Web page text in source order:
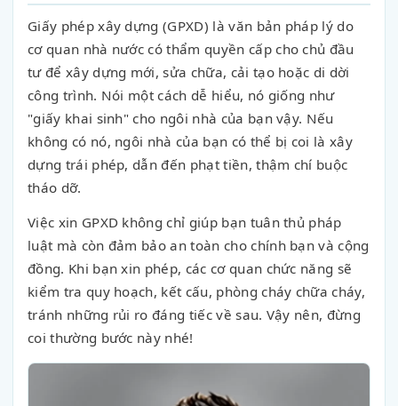
Giấy phép xây dựng (GPXD) là văn bản pháp lý do
cơ quan nhà nước có thẩm quyền cấp cho chủ đầu
tư để xây dựng mới, sửa chữa, cải tạo hoặc di dời
công trình. Nói một cách dễ hiểu, nó giống như
"giấy khai sinh" cho ngôi nhà của bạn vậy. Nếu
không có nó, ngôi nhà của bạn có thể bị coi là xây
dựng trái phép, dẫn đến phạt tiền, thậm chí buộc
tháo dỡ.
Việc xin GPXD không chỉ giúp bạn tuân thủ pháp
luật mà còn đảm bảo an toàn cho chính bạn và cộng
đồng. Khi bạn xin phép, các cơ quan chức năng sẽ
kiểm tra quy hoạch, kết cấu, phòng cháy chữa cháy,
tránh những rủi ro đáng tiếc về sau. Vậy nên, đừng
coi thường bước này nhé!